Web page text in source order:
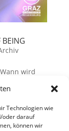
Technologien wie
oder darauf
können wir
wird
of